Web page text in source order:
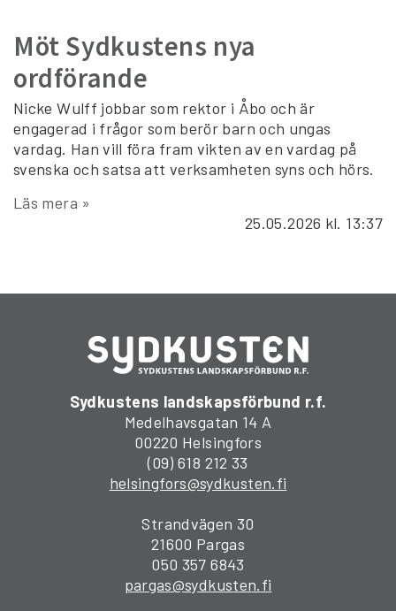
Möt Sydkustens nya
ordförande
Nicke Wulff jobbar som rektor i Åbo och är
engagerad i frågor som berör barn och ungas
vardag. Han vill föra fram vikten av en vardag på
svenska och satsa att verksamheten syns och hörs.
Läs mera »
25.05.2026 kl. 13:37
Sydkustens landskapsförbund r.f.
Medelhavsgatan 14 A
00220 Helsingfors
(09) 618 212 33
helsingfors@sydkusten.fi
Strandvägen 30
21600 Pargas
050 357 6843
pargas@sydkusten.fi